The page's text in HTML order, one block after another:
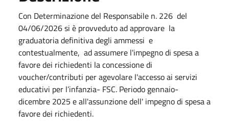
Con Determinazione del Responsabile n. 226 del
04/06/2026 si è provveduto ad approvare la
graduatoria definitiva degli ammessi e
contestualmente, ad assumere l'impegno di spesa a
favore dei richiedenti la concessione di
voucher/contributi per agevolare l'accesso ai servizi
educativi per l’infanzia- FSC. Periodo gennaio-
dicembre 2025 e all'assunzione dell' impegno di spesa a
favore dei richiedenti.